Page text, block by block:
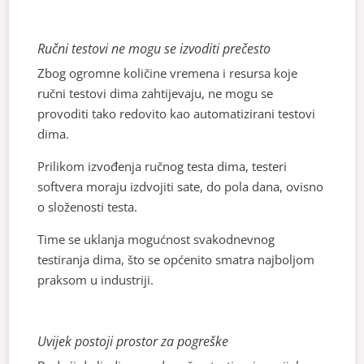
Ručni testovi ne mogu se izvoditi prečesto
Zbog ogromne količine vremena i resursa koje
ručni testovi dima zahtijevaju, ne mogu se
provoditi tako redovito kao automatizirani testovi
dima.
Prilikom izvođenja ručnog testa dima, testeri
softvera moraju izdvojiti sate, do pola dana, ovisno
o složenosti testa.
Time se uklanja mogućnost svakodnevnog
testiranja dima, što se općenito smatra najboljom
praksom u industriji.
Uvijek postoji prostor za pogreške